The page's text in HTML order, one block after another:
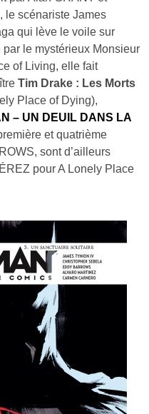
le scénariste James
qui lève le voile sur
par le mystérieux Monsieur
of Living, elle fait
Tim Drake : Les Morts
Place of Dying),
– UN DEUIL DANS LA
et quatrième
sont d’ailleurs
pour A Lonely Place